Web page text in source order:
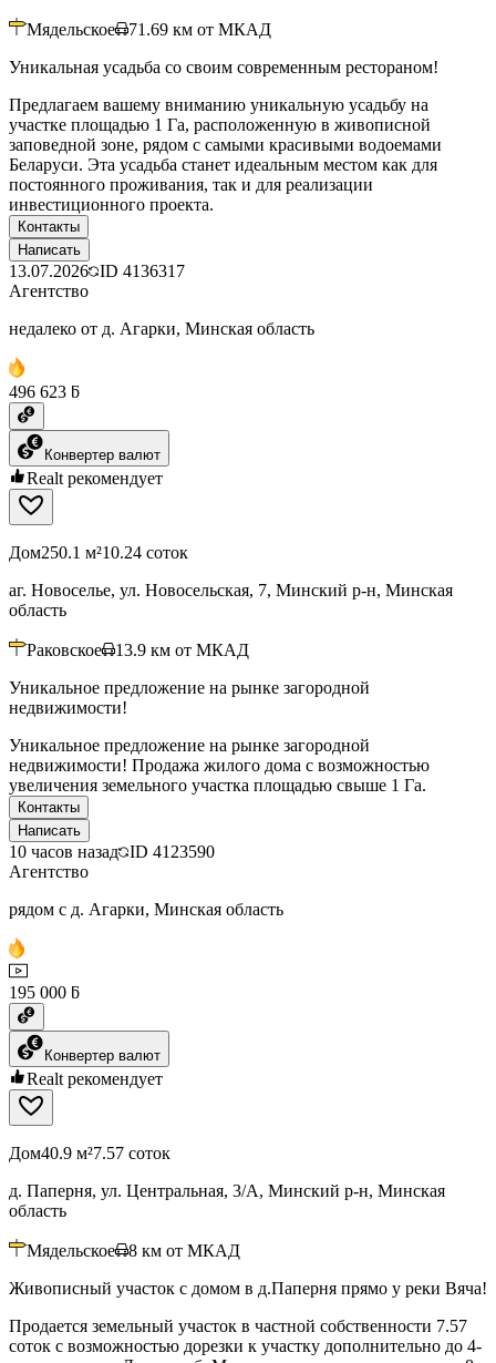
Мядельское 71.69 км от МКАД
Уникальная усадьба со своим современным рестораном!
Предлагаем вашему вниманию уникальную усадьбу на
участке площадью 1 Га, расположенную в живописной
заповедной зоне, рядом с самыми красивыми водоемами
Беларуси. Эта усадьба станет идеальным местом как для
постоянного проживания, так и для реализации
инвестиционного проекта.
Контакты
Написать
13.07.2026 ID 4136317
Агентство
недалеко от д. Агарки, Минская область
496 623 ƃ
Конвертер валют
Realt рекомендует
Дом250.1 м²10.24 соток
аг. Новоселье, ул. Новосельская, 7, Минский р-н, Минская
область
Раковское 13.9 км от МКАД
Уникальное предложение на рынке загородной
недвижимости!
Уникальное предложение на рынке загородной
недвижимости! Продажа жилого дома с возможностью
увеличения земельного участка площадью свыше 1 Га.
Контакты
Написать
10 часов назад ID 4123590
Агентство
рядом с д. Агарки, Минская область
195 000 ƃ
Конвертер валют
Realt рекомендует
Дом40.9 м²7.57 соток
д. Паперня, ул. Центральная, 3/А, Минский р-н, Минская
область
Мядельское 8 км от МКАД
Живописный участок с домом в д.Паперня прямо у реки Вяча!
Продается земельный участок в частной собственности 7.57
соток с возможностью дорезки к участку дополнительно до 4-